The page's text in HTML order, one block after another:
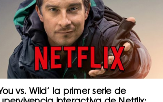
vs. Wild’ la primer serie de